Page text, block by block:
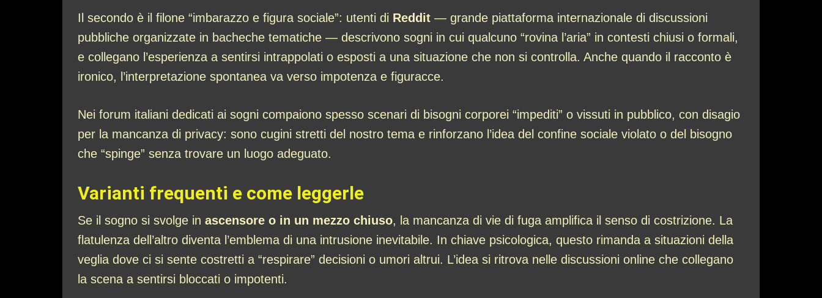
Il secondo è il filone “imbarazzo e figura sociale”: utenti di Reddit — grande piattaforma internazionale di discussioni
pubbliche organizzate in bacheche tematiche — descrivono sogni in cui qualcuno “rovina l’aria” in contesti chiusi o formali,
e collegano l’esperienza a sentirsi intrappolati o esposti a una situazione che non si controlla. Anche quando il racconto è
ironico, l’interpretazione spontanea va verso impotenza e figuracce.
Nei forum italiani dedicati ai sogni compaiono spesso scenari di bisogni corporei “impediti” o vissuti in pubblico, con disagio
per la mancanza di privacy: sono cugini stretti del nostro tema e rinforzano l’idea del confine sociale violato o del bisogno
che “spinge” senza trovare un luogo adeguato.
Varianti frequenti e come leggerle
Se il sogno si svolge in ascensore o in un mezzo chiuso, la mancanza di vie di fuga amplifica il senso di costrizione. La
flatulenza dell’altro diventa l’emblema di una intrusione inevitabile. In chiave psicologica, questo rimanda a situazioni della
veglia dove ci si sente costretti a “respirare” decisioni o umori altrui. L’idea si ritrova nelle discussioni online che collegano
la scena a sentirsi bloccati o impotenti.